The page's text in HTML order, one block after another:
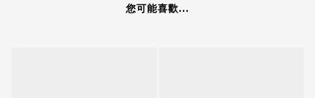
您可能喜歡...